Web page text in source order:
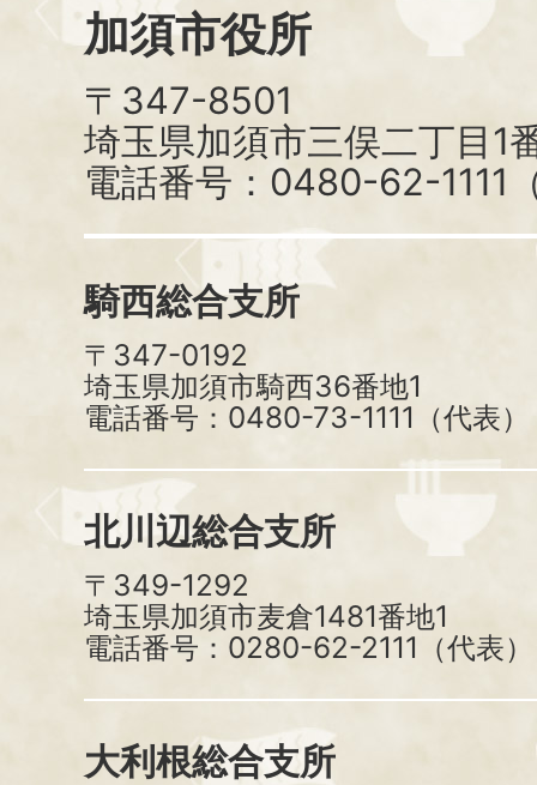
加須市役所
〒347-8501
埼玉県加須市三俣二丁目1
電話番号：0480-62-1111
騎西総合支所
〒347-0192
埼玉県加須市騎西36番地1
電話番号：0480-73-1111（代表）
北川辺総合支所
〒349-1292
埼玉県加須市麦倉1481番地1
電話番号：0280-62-2111（代表）
大利根総合支所